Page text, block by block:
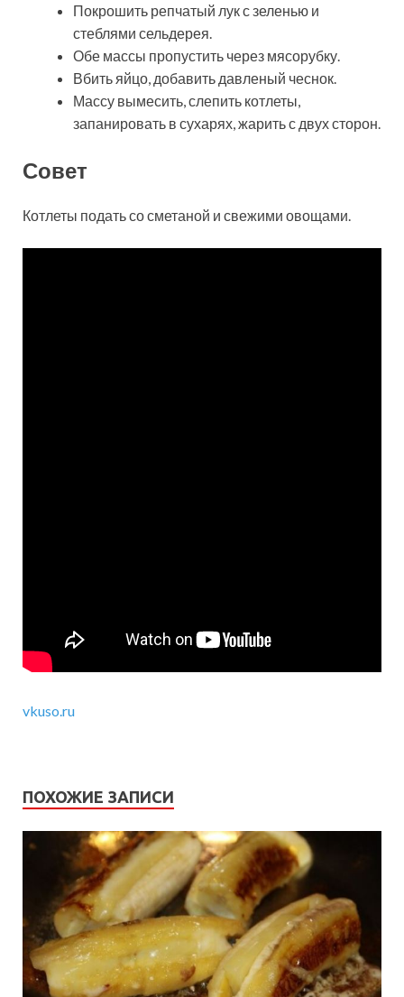
Покрошить репчатый лук с зеленью и
стеблями сельдерея.
Обе массы пропустить через мясорубку.
Вбить яйцо, добавить давленый чеснок.
Массу вымесить, слепить котлеты,
запанировать в сухарях, жарить с двух сторон.
Совет
Котлеты подать со сметаной и свежими овощами.
vkuso.ru
ПОХОЖИЕ ЗАПИСИ